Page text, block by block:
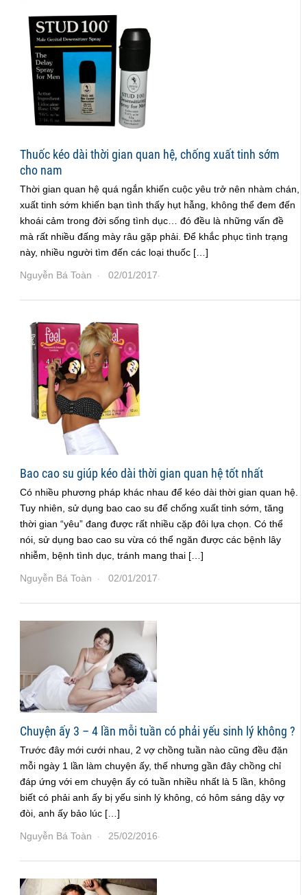
Thuốc kéo dài thời gian quan hệ, chống xuất tinh sớm
cho nam
Thời gian quan hệ quá ngắn khiến cuộc yêu trở nên nhàm chán,
xuất tinh sớm khiến bạn tình thấy hụt hẫng, không thể đem đến
khoái cảm trong đời sống tình dục… đó đều là những vấn đề
mà rất nhiều đấng mày râu gặp phải. Để khắc phục tình trạng
này, nhiều người tìm đến các loại thuốc […]
Nguyễn Bá Toàn · 02/01/2017·
Bao cao su giúp kéo dài thời gian quan hệ tốt nhất
Có nhiều phương pháp khác nhau để kéo dài thời gian quan hệ.
Tuy nhiên, sử dụng bao cao su để chống xuất tinh sớm, tăng
thời gian “yêu” đang được rất nhiều cặp đôi lựa chọn. Có thể
nói, sử dụng bao cao su vừa có thể ngăn được các bệnh lây
nhiễm, bệnh tình dục, tránh mang thai […]
Nguyễn Bá Toàn · 02/01/2017·
Chuyện ấy 3 – 4 lần mỗi tuần có phải yếu sinh lý không ?
Trước đây mới cưới nhau, 2 vợ chồng tuần nào cũng đều đặn
mỗi ngày 1 lần làm chuyện ấy, thế nhưng gần đây chồng chỉ
đáp ứng với em chuyện ấy có tuần nhiều nhất là 5 lần, không
biết có phải anh ấy bị yếu sinh lý không, có hôm sáng dậy vợ
đòi, anh ấy bảo lúc […]
Nguyễn Bá Toàn · 25/02/2016·